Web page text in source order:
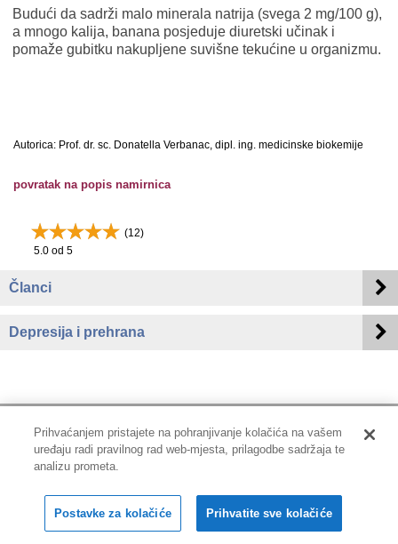
Budući da sadrži malo minerala natrija (svega 2 mg/100 g),
a mnogo kalija, banana posjeduje diuretski učinak i
pomaže gubitku nakupljene suvišne tekućine u organizmu.
Autorica: Prof. dr. sc. Donatella Verbanac, dipl. ing. medicinske biokemije
povratak na popis namirnica
(12)
5.0 od 5
Članci
Depresija i prehrana
Impressum | Pravne informacije
Copyright © 2001-2026 PLIVAzdravlje
Sva prava pridržana.
Prihvaćanjem pristajete na pohranjivanje kolačića na vašem
uređaju radi pravilnog rad web-mjesta, prilagodbe sadržaja te
analizu prometa.
Postavke za kolačiće Prihvatite sve kolačiće